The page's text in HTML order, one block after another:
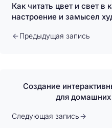
Как читать цвет и свет в
настроение и замысел
Предыдущая запись
Создание
для домашних
Следующая запись